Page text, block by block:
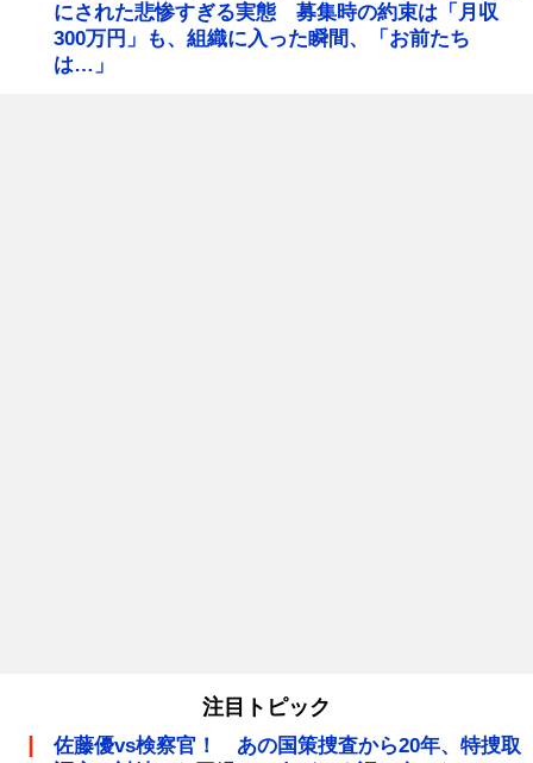
にされた悲惨すぎる実態 募集時の約束は「月収
300万円」も、組織に入った瞬間、「お前たち
は…」
注目トピック
佐藤優vs検察官！ あの国策捜査から20年、特捜取